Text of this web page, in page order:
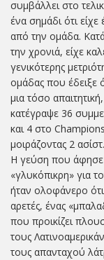
συμβάλλει στο
ένα σημάδι ότι
από την ομάδα.
την χρονιά, είχε
γενικότερης
ομάδας που έδειξε
μια τόσο
κατέγραψε 36
και 4 στο
μοιράζοντας 2 ασίστ.
Η γεύση που
«γλυκόπικρη» για
ήταν ολοφάνερο ότι
αρετές, ένας
που προικίζει
τους
τους απανταχού